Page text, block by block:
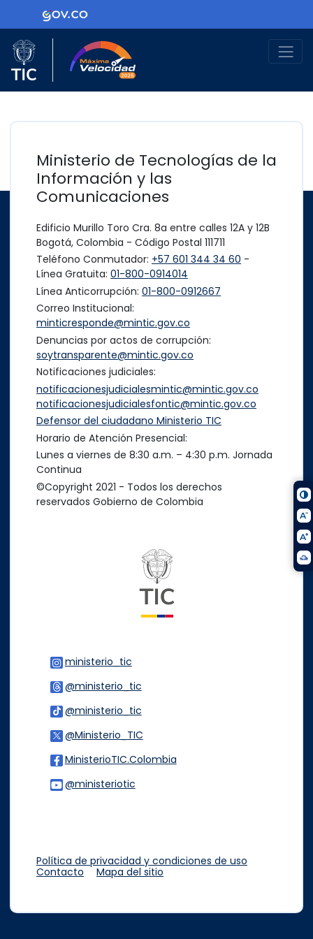
Ir al contenido principalLogo Gobierno de Colombia
Logo del Ministerio TIC
Ministerio de Tecnologías de la
Información y las
Comunicaciones
Edificio Murillo Toro Cra. 8a entre calles 12A y 12B
Bogotá, Colombia - Código Postal 111711
Teléfono Conmutador: +57 601 344 34 60 -
Línea Gratuita: 01-800-0914014
Línea Anticorrupción: 01-800-0912667
Correo Institucional:
minticresponde@mintic.gov.co
Denuncias por actos de corrupción:
soytransparente@mintic.gov.co
Notificaciones judiciales:
notificacionesjudicialesmintic@mintic.gov.co
notificacionesjudicialesfontic@mintic.gov.co
Defensor del ciudadano Ministerio TIC
Horario de Atención Presencial:
Lunes a viernes de 8:30 a.m. – 4:30 p.m. Jornada
Continua
©Copyright 2021 - Todos los derechos
reservados Gobierno de Colombia
ministerio_tic
@ministerio_tic
@ministerio_tic
@Ministerio_TIC
MinisterioTIC.Colombia
@ministeriotic
Política de privacidad y condiciones de uso
Contacto
Mapa del sitio